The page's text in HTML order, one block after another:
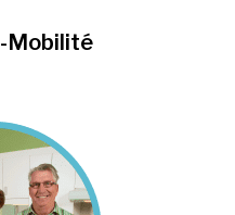
Mobilité